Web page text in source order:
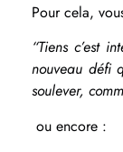
Pour cela,
“Tiens c’est
nouveau défi
soulever,
ou encore :